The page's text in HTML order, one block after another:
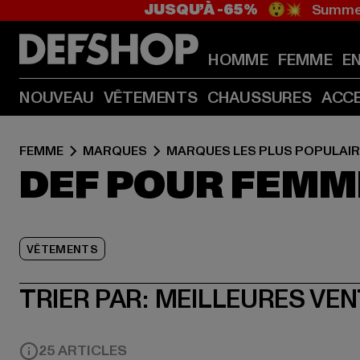
JUSQU’À -65% 😲💥
HOMME FEMME
NOUVEAU VÊTEMENTS CHAUSSURES
FEMME MARQUES MARQUES LES PLUS
DEF POUR
VÊTEMENTS
TRIER PAR: MEILLEURES
25 ARTICLES